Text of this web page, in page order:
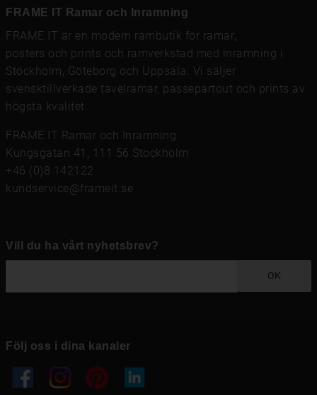
FRAME IT Ramar och Inramning
FRAME IT är en modern rambutik för ramar
posters och prints och ramverkstad med inramning i
Stockholm, Göteborg och Uppsala. Vi säljer
svensktillverkade tavelramar, passepartout och prints av
högsta kvalitet.
FRAME IT Ramar och Inramning
Kungsgatan 41, 111 56 Stockholm
+46 (0)8 142122
kundservice@frameit.se
Vill du ha vårt nyhetsbrev?
OK
Följ oss i dina kanaler